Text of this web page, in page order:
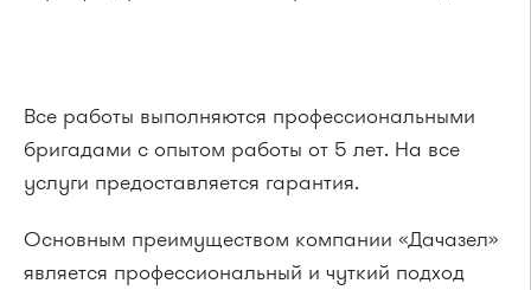
Все работы выполняются профессиональными
бригадами с опытом работы от 5 лет. На все
услуги предоставляется гарантия.
Основным преимуществом компании «Дачазел»
является профессиональный и чуткий подход